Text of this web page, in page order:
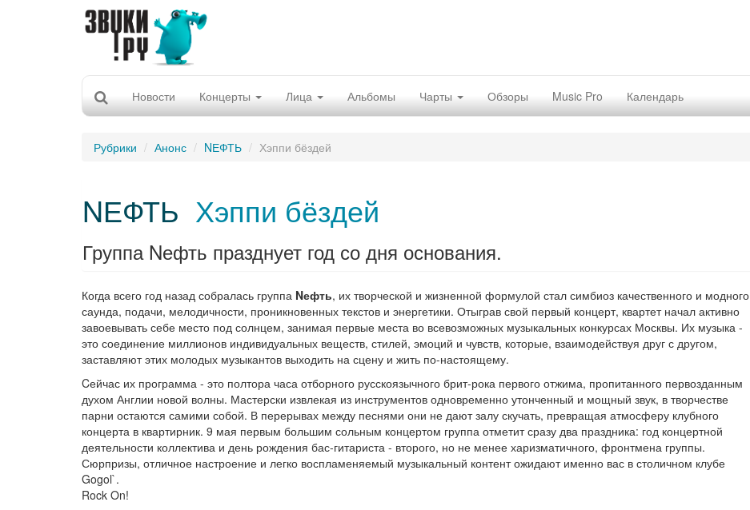
Новости Концерты Лица Альбомы Чарты Обзоры Music Pro Календарь
Рубрики Анонс NЕФТЬ Хэппи бёздей
NЕФТЬ Хэппи бёздей
Группа Nефть празднует год со дня основания.
Когда всего год назад собралась группа Nефть, их творческой и жизненной формулой стал симбиоз качественного и модного
саунда, подачи, мелодичности, проникновенных текстов и энергетики. Отыграв свой первый концерт, квартет начал активно
завоевывать себе место под солнцем, занимая первые места во всевозможных музыкальных конкурсах Москвы. Их музыка -
это соединение миллионов индивидуальных веществ, стилей, эмоций и чувств, которые, взаимодействуя друг с другом,
заставляют этих молодых музыкантов выходить на сцену и жить по-настоящему.
Cейчас их программа - это полтора часа отборного русскоязычного брит-рока первого отжима, пропитанного первозданным
духом Англии новой волны. Мастерски извлекая из инструментов одновременно утонченный и мощный звук, в творчестве
парни остаются самими собой. В перерывах между песнями они не дают залу скучать, превращая атмосферу клубного
концерта в квартирник. 9 мая первым большим сольным концертом группа отметит сразу два праздника: год концертной
деятельности коллектива и день рождения бас-гитариста - второго, но не менее харизматичного, фронтмена группы.
Сюрпризы, отличное настроение и легко воспламеняемый музыкальный контент ожидают именно вас в столичном клубе
Gogol`.
Rock On!